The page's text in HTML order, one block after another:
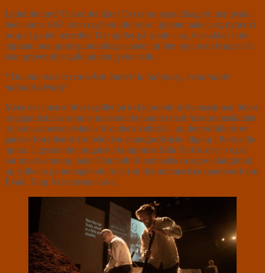
Lyder det tørt? Det er det ikke! Det er en rejse tilbage til den jyske
hede anno 1867, men også en vild rejse i glemte måder, og nytænkt
brug af gamle remedier. Der spilles på spade – og vi snakker ikke
elguitar, men gode gammeldags spader, af den type man bruger når
man graver efter guld på den jyske hede.
“The aim was to reawaken interest in old poesy, to stimulate
national identity”
Mens der intenst bliver spillet på to klaprende skrivemaskiner, bliver
en gigantisk bastromme nænsomt behandlet med følsom musikalitet
af percussionisten Matias Escudero Seibæk – og det lydbillede er
ganske fortællende for hele den avantgardistiske tilgang i Patricellis
opera. Ligesom den ungarske komponist Béla Bartók der jo også
var musik-etnolog, lader Patricelli folkemusikken agere klangbund,
og spille en gennemgående rolle i sit dokumentariske operaværk om
Evald Tang Kristensens virke.